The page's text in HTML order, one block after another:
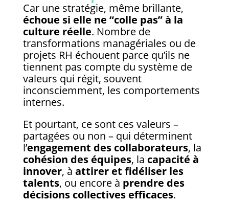
Car une stratégie, même brillante,
échoue si elle ne “colle pas” à la
culture réelle. Nombre de
transformations managériales ou de
projets RH échouent parce qu’ils ne
tiennent pas compte du système de
valeurs qui régit, souvent
inconsciemment, les comportements
internes.
Et pourtant, ce sont ces valeurs –
partagées ou non – qui déterminent
l’engagement des collaborateurs, la
cohésion des équipes, la capacité à
innover, à attirer et fidéliser les
talents, ou encore à prendre des
décisions collectives efficaces.